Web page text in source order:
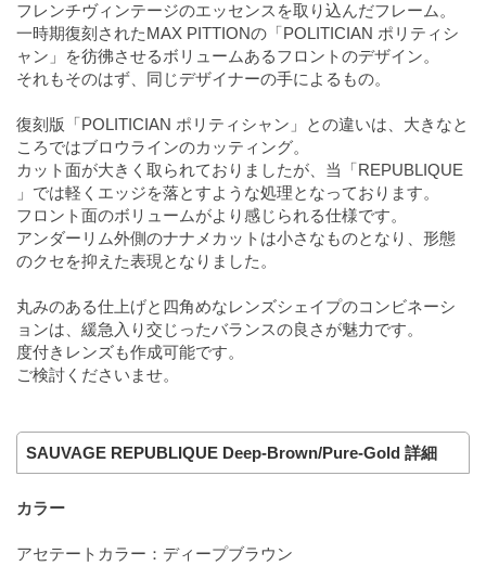
フレンチヴィンテージのエッセンスを取り込んだフレーム。
一時期復刻されたMAX PITTIONの「POLITICIAN ポリティシ
ャン」を彷彿させるボリュームあるフロントのデザイン。
それもそのはず、同じデザイナーの手によるもの。
復刻版「POLITICIAN ポリティシャン」との違いは、大きなと
ころではブロウラインのカッティング。
カット面が大きく取られておりましたが、当「REPUBLIQUE
」では軽くエッジを落とすような処理となっております。
フロント面のボリュームがより感じられる仕様です。
アンダーリム外側のナナメカットは小さなものとなり、形態
のクセを抑えた表現となりました。
丸みのある仕上げと四角めなレンズシェイプのコンビネーシ
ョンは、緩急入り交じったバランスの良さが魅力です。
度付きレンズも作成可能です。
ご検討くださいませ。
SAUVAGE REPUBLIQUE Deep-Brown/Pure-Gold 詳細
カラー
アセテートカラー：ディープブラウン